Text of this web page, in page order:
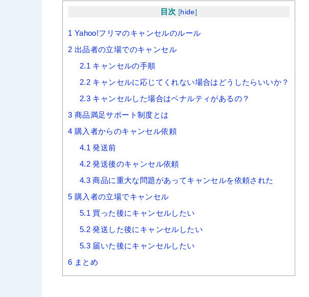
目次 [hide]
1 Yahoo!フリマのキャンセルのルール
2 出品者の立場でのキャンセル
2.1 キャンセルの手順
2.2 キャンセルに応じてくれない場合はどうしたらいいか？
2.3 キャンセルした場合はペナルティがあるの？
3 商品満足サポート制度とは
4 購入者からのキャンセル依頼
4.1 発送前
4.2 発送後のキャンセル依頼
4.3 商品に重大な問題があってキャンセルを依頼された
5 購入者の立場でキャンセル
5.1 買った後にキャンセルしたい
5.2 発送した後にキャンセルしたい
5.3 届いた後にキャンセルしたい
6 まとめ